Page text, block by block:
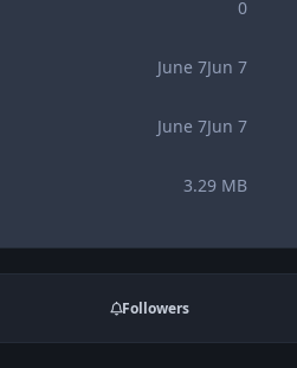
0
June 7Jun 7
June 7Jun 7
3.29 MB
Followers